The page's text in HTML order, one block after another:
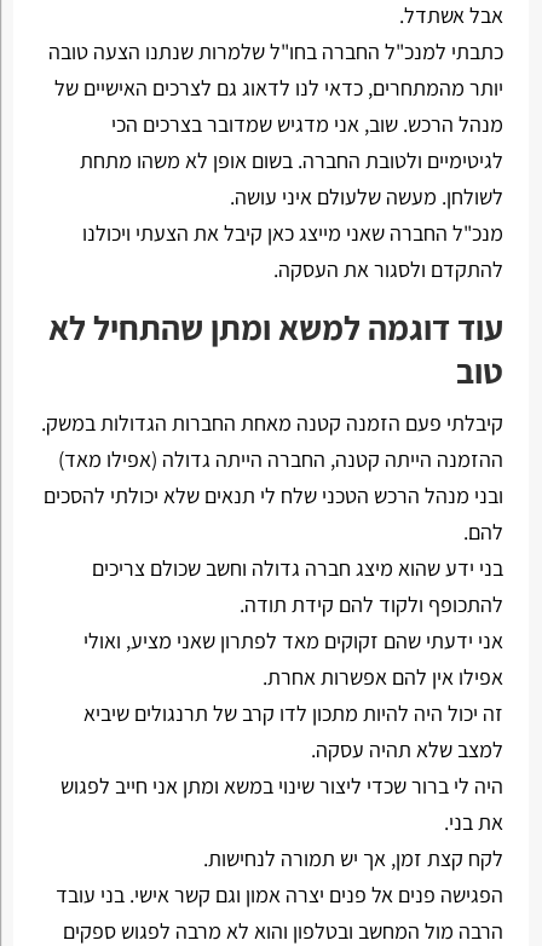
אבל אשתדל.
כתבתי למנכ"ל החברה בחו"ל שלמרות שנתנו הצעה טובה
יותר מהמתחרים, כדאי לנו לדאוג גם לצרכים האישיים של
מנהל הרכש. שוב, אני מדגיש שמדובר בצרכים הכי
לגיטימיים ולטובת החברה. בשום אופן לא משהו מתחת
לשולחן. מעשה שלעולם איני עושה.
מנכ"ל החברה שאני מייצג כאן קיבל את הצעתי ויכולנו
להתקדם ולסגור את העסקה.
עוד דוגמה למשא ומתן שהתחיל לא
טוב
קיבלתי פעם הזמנה קטנה מאחת החברות הגדולות במשק.
ההזמנה הייתה קטנה, החברה הייתה גדולה (אפילו מאד)
ובני מנהל הרכש הטכני שלח לי תנאים שלא יכולתי להסכים
להם.
בני ידע שהוא מיצג חברה גדולה וחשב שכולם צריכים
להתכופף ולקוד להם קידת תודה.
אני ידעתי שהם זקוקים מאד לפתרון שאני מציע, ואולי
אפילו אין להם אפשרות אחרת.
זה יכול היה להיות מתכון לדו קרב של תרנגולים שיביא
למצב שלא תהיה עסקה.
היה לי ברור שכדי ליצור שינוי במשא ומתן אני חייב לפגוש
את בני.
לקח קצת זמן, אך יש תמורה לנחישות.
הפגישה פנים אל פנים יצרה אמון וגם קשר אישי. בני עובד
הרבה מול המחשב ובטלפון והוא לא מרבה לפגוש ספקים